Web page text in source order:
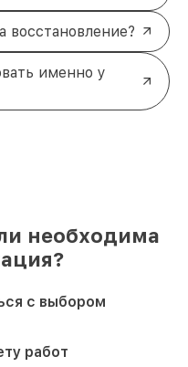
восстановление?
именно у
необходима
с выбором
работ